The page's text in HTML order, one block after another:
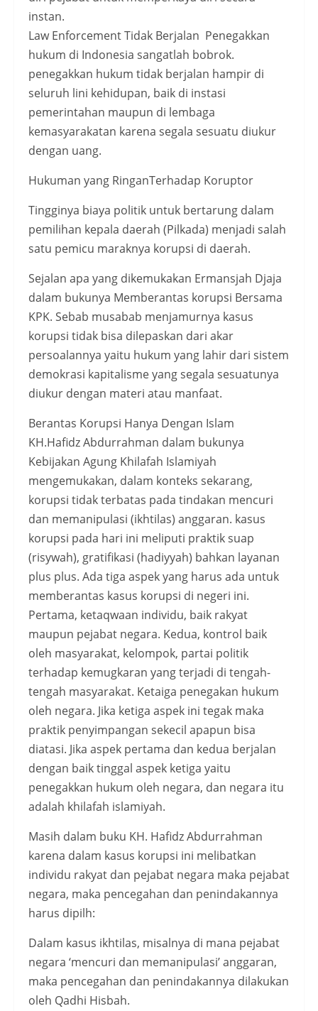
instan.
Law Enforcement Tidak Berjalan Penegakkan
hukum di Indonesia sangatlah bobrok.
penegakkan hukum tidak berjalan hampir di
seluruh lini kehidupan, baik di instasi
pemerintahan maupun di lembaga
kemasyarakatan karena segala sesuatu diukur
dengan uang.
Hukuman yang RinganTerhadap Koruptor
Tingginya biaya politik untuk bertarung dalam
pemilihan kepala daerah (Pilkada) menjadi salah
satu pemicu maraknya korupsi di daerah.
Sejalan apa yang dikemukakan Ermansjah Djaja
dalam bukunya Memberantas korupsi Bersama
KPK. Sebab musabab menjamurnya kasus
korupsi tidak bisa dilepaskan dari akar
persoalannya yaitu hukum yang lahir dari sistem
demokrasi kapitalisme yang segala sesuatunya
diukur dengan materi atau manfaat.
Berantas Korupsi Hanya Dengan Islam
KH.Hafidz Abdurrahman dalam bukunya
Kebijakan Agung Khilafah Islamiyah
mengemukakan, dalam konteks sekarang,
korupsi tidak terbatas pada tindakan mencuri
dan memanipulasi (ikhtilas) anggaran. kasus
korupsi pada hari ini meliputi praktik suap
(risywah), gratifikasi (hadiyyah) bahkan layanan
plus plus. Ada tiga aspek yang harus ada untuk
memberantas kasus korupsi di negeri ini.
Pertama, ketaqwaan individu, baik rakyat
maupun pejabat negara. Kedua, kontrol baik
oleh masyarakat, kelompok, partai politik
terhadap kemugkaran yang terjadi di tengah-
tengah masyarakat. Ketaiga penegakan hukum
oleh negara. Jika ketiga aspek ini tegak maka
praktik penyimpangan sekecil apapun bisa
diatasi. Jika aspek pertama dan kedua berjalan
dengan baik tinggal aspek ketiga yaitu
penegakkan hukum oleh negara, dan negara itu
adalah khilafah islamiyah.
Masih dalam buku KH. Hafidz Abdurrahman
karena dalam kasus korupsi ini melibatkan
individu rakyat dan pejabat negara maka pejabat
negara, maka pencegahan dan penindakannya
harus dipilh:
Dalam kasus ikhtilas, misalnya di mana pejabat
negara ‘mencuri dan memanipulasi’ anggaran,
maka pencegahan dan penindakannya dilakukan
oleh Qadhi Hisbah.